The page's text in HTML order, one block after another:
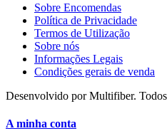
Sobre Encomendas
Política de Privacidade
Termos de Utilização
Sobre nós
Informações Legais
Condições gerais de venda
Desenvolvido por Multifiber.
A minha conta